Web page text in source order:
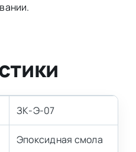
ЗК-Э-07
Эпоксидная смола